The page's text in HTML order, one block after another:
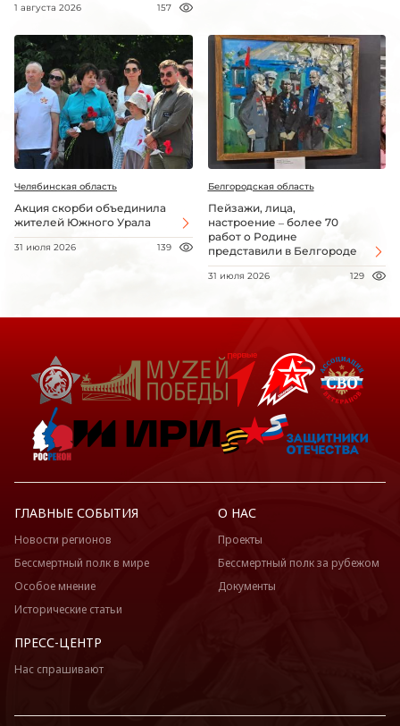
1 августа 2026 157
Челябинская область
Акция скорби объединила
жителей Южного Урала
31 июля 2026 139
Белгородская область
Пейзажи, лица,
настроение – более 70
работ о Родине
представили в Белгороде
31 июля 2026 129
ГЛАВНЫЕ СОБЫТИЯ
Новости регионов
Бессмертный полк в мире
Особое мнение
Исторические статьи
О НАС
Проекты
Бессмертный полк за рубежом
Документы
ПРЕСС-ЦЕНТР
Нас спрашивают